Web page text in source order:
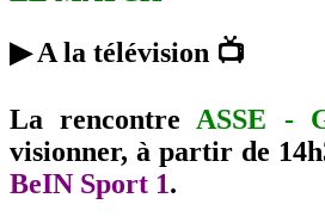
▶ A la télévision 📺
La rencontreASSE -
visionner, à partir de
BeIN Sport 1.